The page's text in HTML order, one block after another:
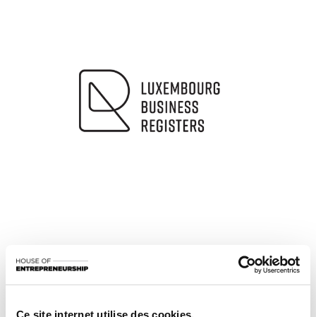
Ce site internet utilise des cookies.
Partagez cet article